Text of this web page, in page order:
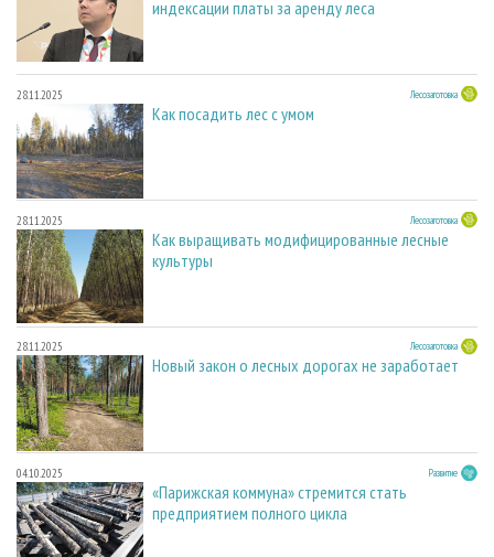
индексации платы за аренду леса
28.11.2025 Лесозаготовка
Как посадить лес с умом
28.11.2025 Лесозаготовка
Как выращивать модифицированные лесные
культуры
28.11.2025 Лесозаготовка
Новый закон о лесных дорогах не заработает
04.10.2025 Развитие
«Парижская коммуна» стремится стать
предприятием полного цикла